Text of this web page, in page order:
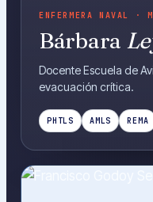
ENFERMERA NAVAL ·
Bárbara
Docente Escuela de
evacuación crítica.
PHTLS AMLS REMA